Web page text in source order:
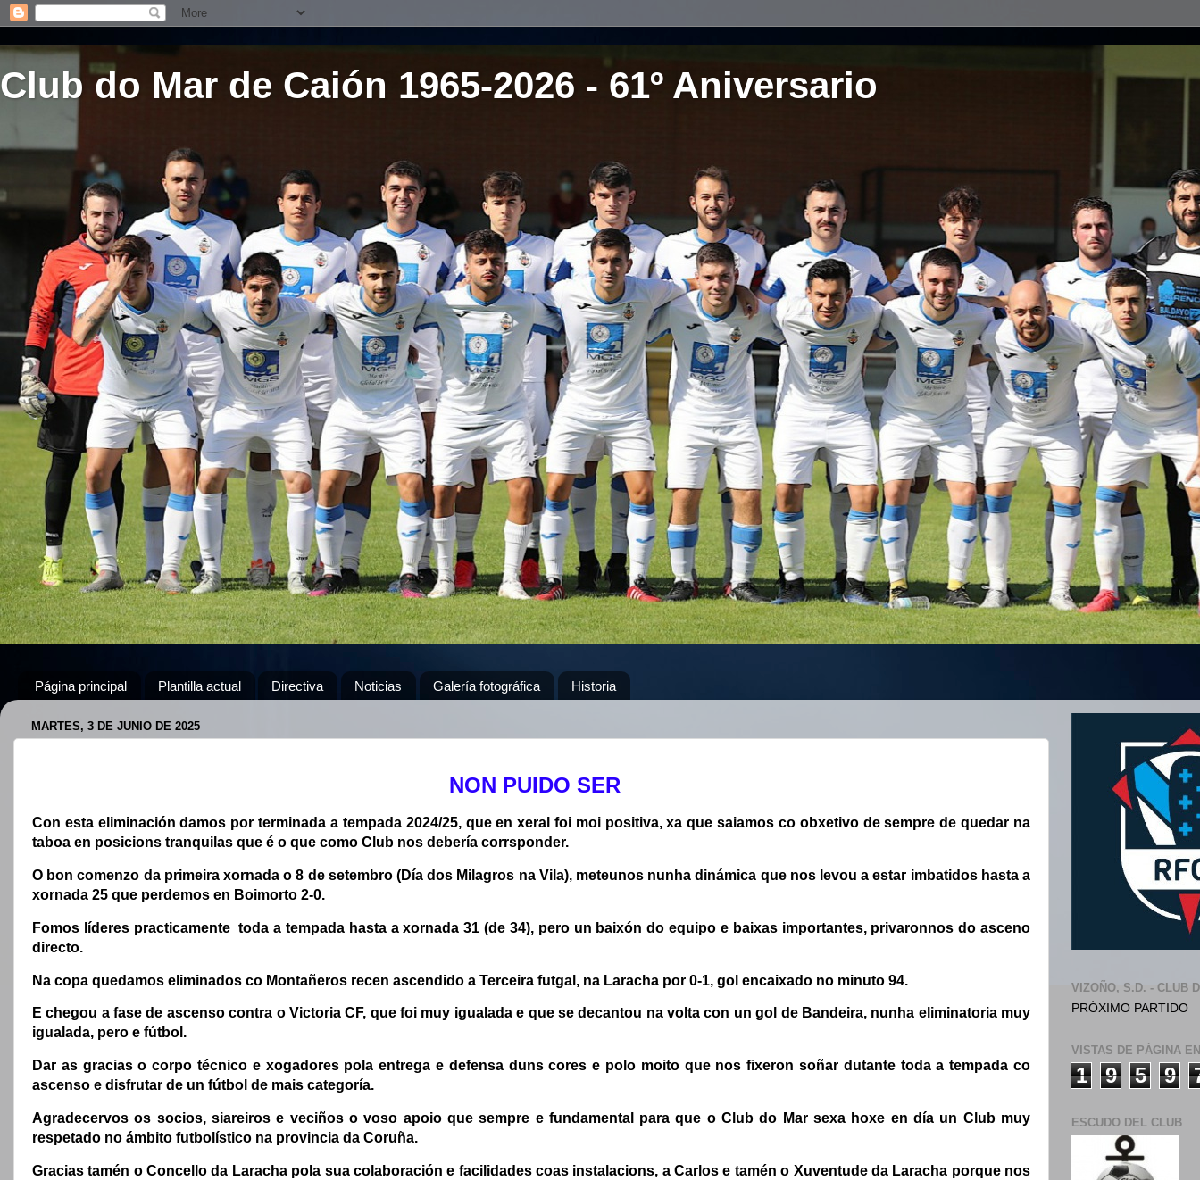
Club do Mar de Caión 1965-2026 - 61º Aniversario
Página principal Plantilla actual Directiva Noticias Galería fotográfica Historia
MARTES, 3 DE JUNIO DE 2025
NON PUIDO SER
Con esta eliminación damos por terminada a tempada 2024/25, que en xeral foi moi positiva, xa que saiamos co obxetivo de sempre de quedar na
taboa en posicions tranquilas que é o que como Club nos debería corrsponder.
O bon comenzo da primeira xornada o 8 de setembro (Día dos Milagros na Vila), meteunos nunha dinámica que nos levou a estar imbatidos hasta a
xornada 25 que perdemos en Boimorto 2-0.
Fomos líderes practicamente toda a tempada hasta a xornada 31 (de 34), pero un baixón do equipo e baixas importantes, privaronnos do asceno
directo.
Na copa quedamos eliminados co Montañeros recen ascendido a Terceira futgal, na Laracha por 0-1, gol encaixado no minuto 94.
E chegou a fase de ascenso contra o Victoria CF, que foi muy igualada e que se decantou na volta con un gol de Bandeira, nunha eliminatoria muy
igualada, pero e fútbol.
Dar as gracias o corpo técnico e xogadores pola entrega e defensa duns cores e polo moito que nos fixeron soñar dutante toda a tempada co
ascenso e disfrutar de un fútbol de mais categoría.
Agradecervos os socios, siareiros e veciños o voso apoio que sempre e fundamental para que o Club do Mar sexa hoxe en día un Club muy
respetado no ámbito futbolístico na provincia da Coruña.
Gracias tamén o Concello da Laracha pola sua colaboración e facilidades coas instalacions, a Carlos e tamén o Xuventude da Laracha porque nos
VIZOÑO, S.D. - CLUB
PRÓXIMO PARTIDO
VISTAS DE PÁGINA
1 9 5 9
ESCUDO DEL CLUB